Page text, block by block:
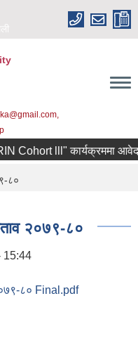
Cohort lll" कार्यक्रममा आवेदन
८०
२०७९-८०
15:44
८० Final.pdf